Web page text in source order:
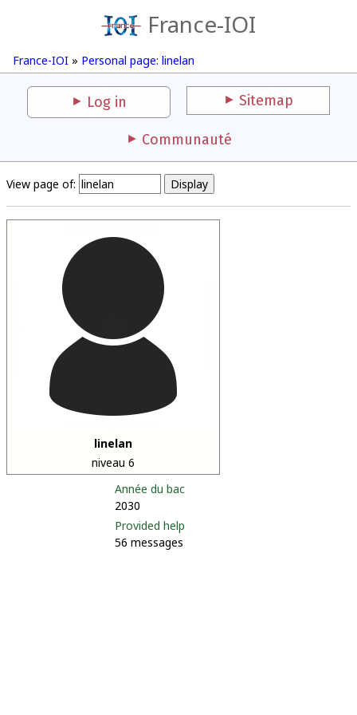
France-IOI
France-IOI » Personal page: linelan
Log in Sitemap
Communauté
View page of:
linelan
niveau 6
Année du bac
2030
Provided help
56 messages